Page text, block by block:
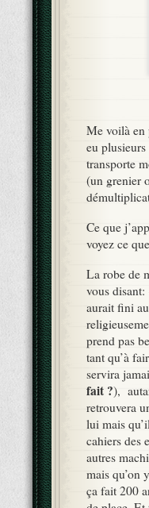
Me voilà en
eu
transporte
(un grenier
Ce que
voyez ce
La robe de
vous disant:
aurait fini
prend pas
tant qu’à
servira
fait ?),
retrouvera
lui mais
cahiers des
autres
mais qu’on
ça fait 200